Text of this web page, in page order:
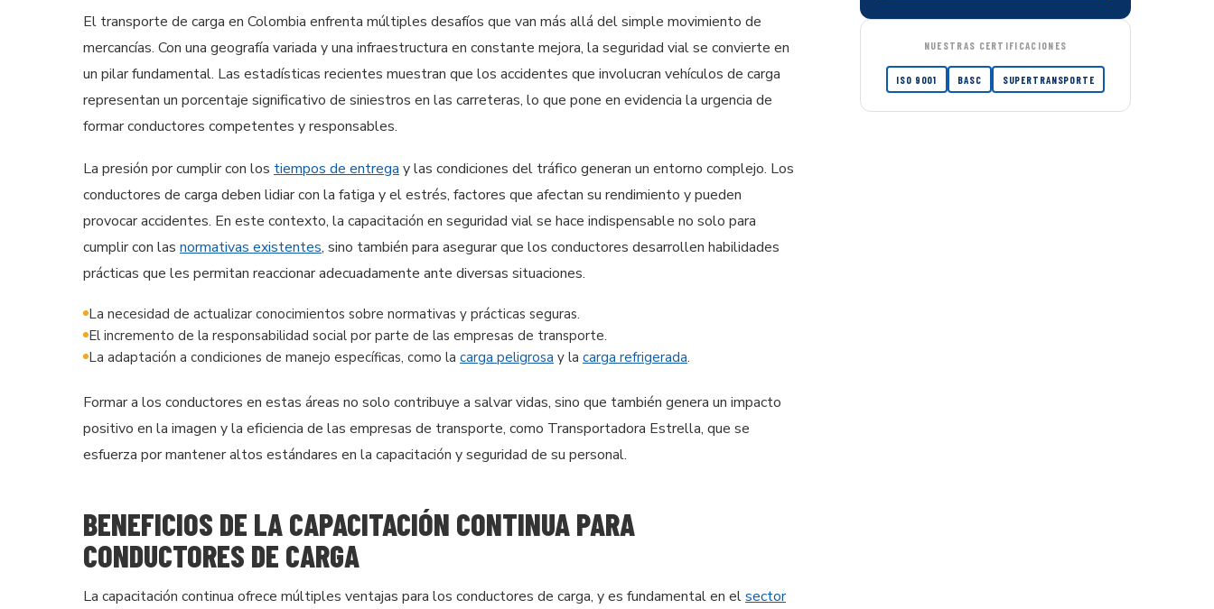
El transporte de carga en Colombia enfrenta múltiples desafíos que van más allá del simple movimiento de
mercancías. Con una geografía variada y una infraestructura en constante mejora, la seguridad vial se convierte en
un pilar fundamental. Las estadísticas recientes muestran que los accidentes que involucran vehículos de carga
representan un porcentaje significativo de siniestros en las carreteras, lo que pone en evidencia la urgencia de
formar conductores competentes y responsables.
La presión por cumplir con los tiempos de entrega y las condiciones del tráfico generan un entorno complejo. Los
conductores de carga deben lidiar con la fatiga y el estrés, factores que afectan su rendimiento y pueden
provocar accidentes. En este contexto, la capacitación en seguridad vial se hace indispensable no solo para
cumplir con las normativas existentes, sino también para asegurar que los conductores desarrollen habilidades
prácticas que les permitan reaccionar adecuadamente ante diversas situaciones.
La necesidad de actualizar conocimientos sobre normativas y prácticas seguras.
El incremento de la responsabilidad social por parte de las empresas de transporte.
La adaptación a condiciones de manejo específicas, como la carga peligrosa y la carga refrigerada.
Formar a los conductores en estas áreas no solo contribuye a salvar vidas, sino que también genera un impacto
positivo en la imagen y la eficiencia de las empresas de transporte, como Transportadora Estrella, que se
esfuerza por mantener altos estándares en la capacitación y seguridad de su personal.
BENEFICIOS DE LA CAPACITACIÓN CONTINUA PARA
CONDUCTORES DE CARGA
La capacitación continua ofrece múltiples ventajas para los conductores de carga, y es fundamental en elsector
NUESTRAS CERTIFICACIONES
ISO 9001 BASC SUPERTRANSPORTE